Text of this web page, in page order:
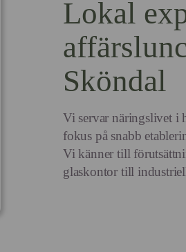
Lokal
Sköndal
Vi servar näringslivet i
fokus på snabb
Vi känner till
glaskontor till